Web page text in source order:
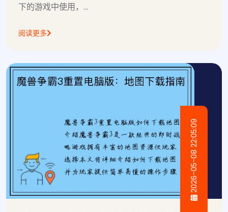
下的游戏中使用，...
阅读更多
2026-05-08 22:05:09